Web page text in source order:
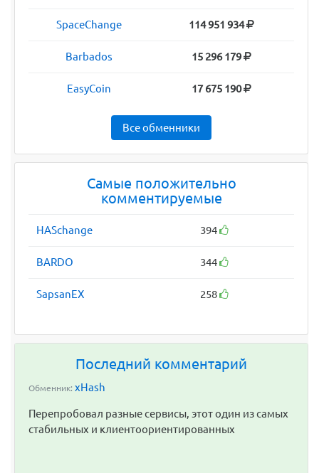
SpaceChange 114 951 934
Barbados 15 296 179
EasyCoin 17 675 190
Все обменники
Самые положительно
комментируемые
HASchange 394
BARDO 344
SapsanEX 258
Последний комментарий
Обменник: xHash
Перепробовал разные сервисы, этот один из самых
стабильных и клиентоориентированных